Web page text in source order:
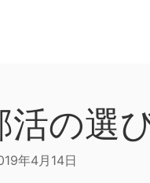
活の選
年4月14日